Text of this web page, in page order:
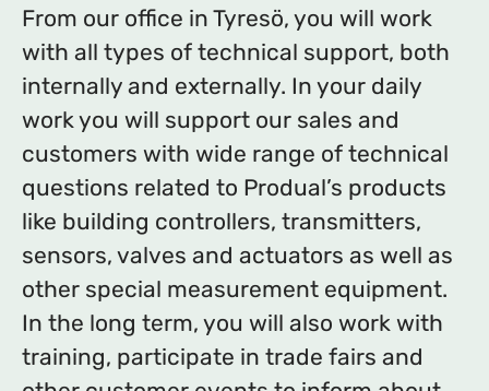
From our office in Tyresö, you will work
with all types of technical support, both
internally and externally. In your daily
work you will support our sales and
customers with wide range of technical
questions related to Produal’s products
like building controllers, transmitters,
sensors, valves and actuators as well as
other special measurement equipment.
In the long term, you will also work with
training, participate in trade fairs and